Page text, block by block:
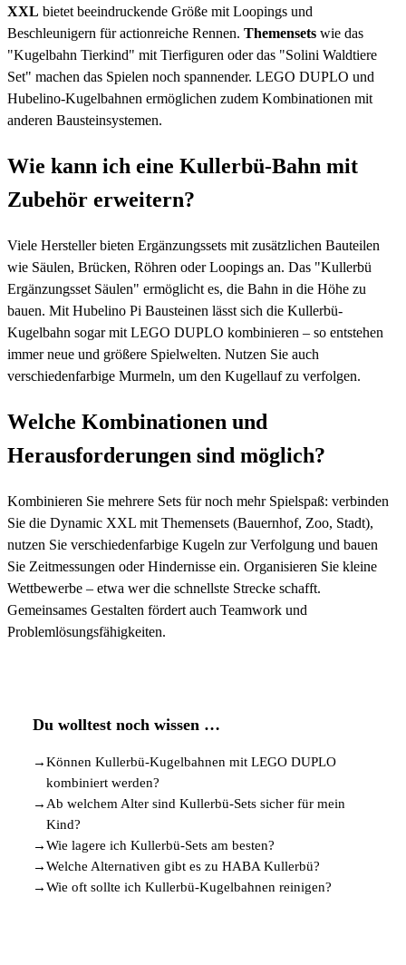
XXL bietet beeindruckende Größe mit Loopings und
Beschleunigern für actionreiche Rennen. Themensets wie das
"Kugelbahn Tierkind" mit Tierfiguren oder das "Solini Waldtiere
Set" machen das Spielen noch spannender. LEGO DUPLO und
Hubelino-Kugelbahnen ermöglichen zudem Kombinationen mit
anderen Bausteinsystemen.
Wie kann ich eine Kullerbü-Bahn mit
Zubehör erweitern?
Viele Hersteller bieten Ergänzungssets mit zusätzlichen Bauteilen
wie Säulen, Brücken, Röhren oder Loopings an. Das "Kullerbü
Ergänzungsset Säulen" ermöglicht es, die Bahn in die Höhe zu
bauen. Mit Hubelino Pi Bausteinen lässt sich die Kullerbü-
Kugelbahn sogar mit LEGO DUPLO kombinieren – so entstehen
immer neue und größere Spielwelten. Nutzen Sie auch
verschiedenfarbige Murmeln, um den Kugellauf zu verfolgen.
Welche Kombinationen und
Herausforderungen sind möglich?
Kombinieren Sie mehrere Sets für noch mehr Spielspaß: verbinden
Sie die Dynamic XXL mit Themensets (Bauernhof, Zoo, Stadt),
nutzen Sie verschiedenfarbige Kugeln zur Verfolgung und bauen
Sie Zeitmessungen oder Hindernisse ein. Organisieren Sie kleine
Wettbewerbe – etwa wer die schnellste Strecke schafft.
Gemeinsames Gestalten fördert auch Teamwork und
Problemlösungsfähigkeiten.
Du wolltest noch wissen …
→Können Kullerbü-Kugelbahnen mit LEGO DUPLO
kombiniert werden?
→ Ab welchem Alter sind Kullerbü-Sets sicher für mein
Kind?
→Wie lagere ich Kullerbü-Sets am besten?
→Welche Alternativen gibt es zu HABA Kullerbü?
→Wie oft sollte ich Kullerbü-Kugelbahnen reinigen?